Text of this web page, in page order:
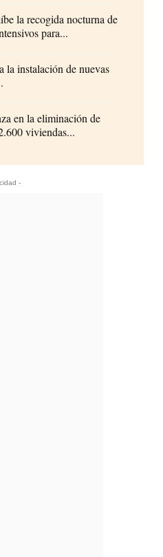
la recogida nocturna de
para...
la instalación de nuevas
en la eliminación de
viviendas...
-